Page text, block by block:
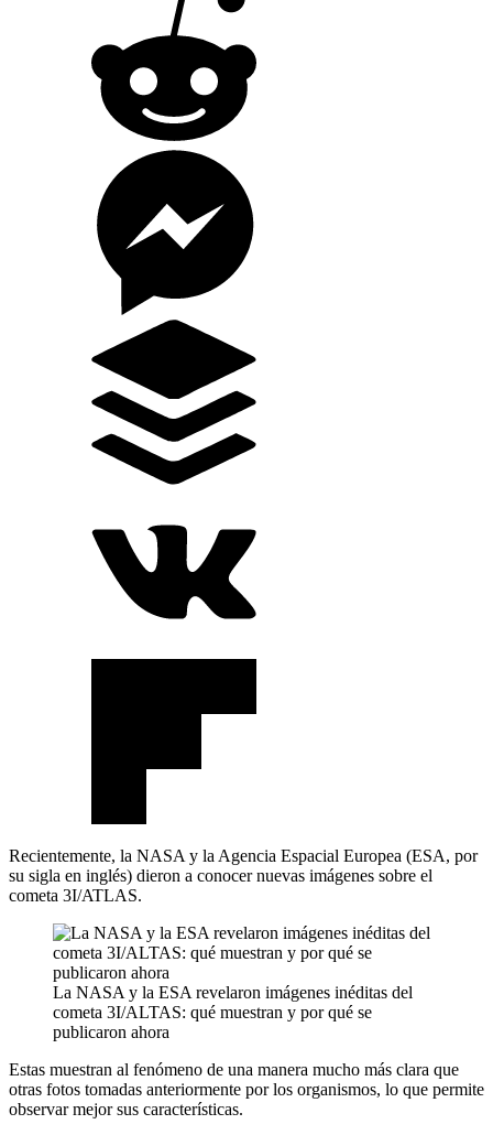
Recientemente, la NASA y la Agencia Espacial Europea (ESA, por
su sigla en inglés) dieron a conocer nuevas imágenes sobre el
cometa 3I/ATLAS.
La NASA y la ESA revelaron imágenes inéditas del
cometa 3I/ALTAS: qué muestran y por qué se
publicaron ahora
Estas muestran al fenómeno de una manera mucho más clara que
otras fotos tomadas anteriormente por los organismos, lo que permite
observar mejor sus características.